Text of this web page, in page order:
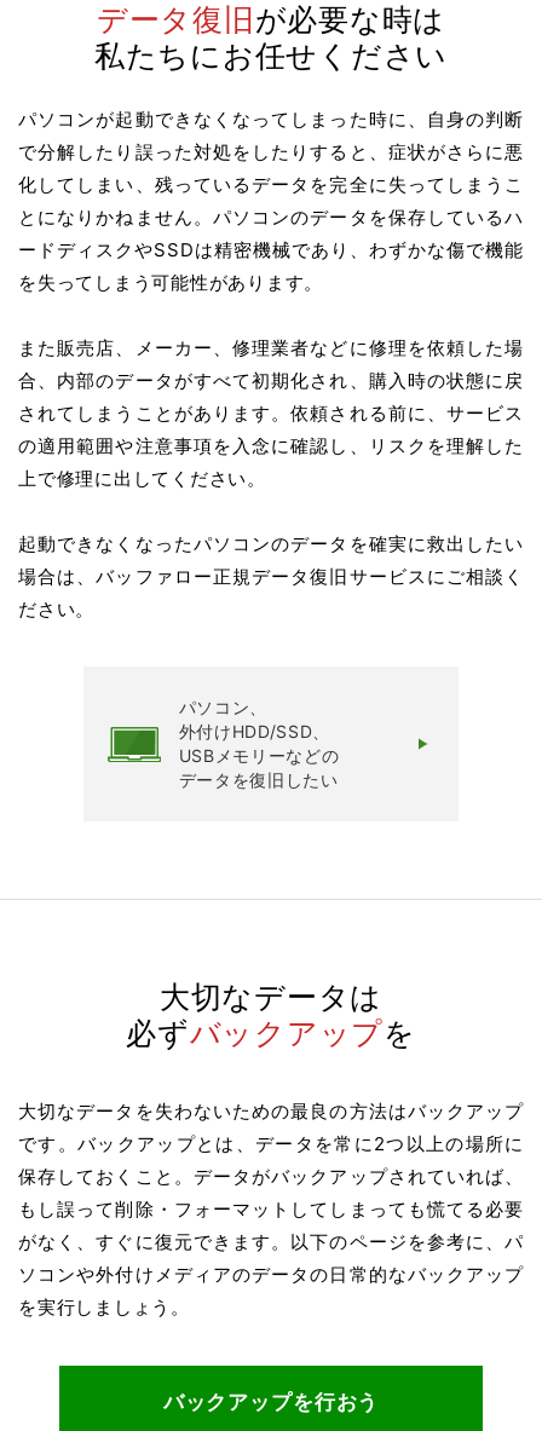
データ復旧が必要な時は
私たちにお任せください
パソコンが起動できなくなってしまった時に、自身の判断
で分解したり誤った対処をしたりすると、症状がさらに悪
化してしまい、残っているデータを完全に失ってしまうこ
とになりかねません。パソコンのデータを保存しているハ
ードディスクやSSDは精密機械であり、わずかな傷で機能
を失ってしまう可能性があります。
また販売店、メーカー、修理業者などに修理を依頼した場
合、内部のデータがすべて初期化され、購入時の状態に戻
されてしまうことがあります。依頼される前に、サービス
の適用範囲や注意事項を入念に確認し、リスクを理解した
上で修理に出してください。
起動できなくなったパソコンのデータを確実に救出したい
場合は、バッファロー正規データ復旧サービスにご相談く
ださい。
パソコン、
外付けHDD/SSD、
USBメモリーなどの
データを復旧したい
大切なデータは
必ずバックアップを
大切なデータを失わないための最良の方法はバックアップ
です。バックアップとは、データを常に2つ以上の場所に
保存しておくこと。データがバックアップされていれば、
もし誤って削除・フォーマットしてしまっても慌てる必要
がなく、すぐに復元できます。以下のページを参考に、パ
ソコンや外付けメディアのデータの日常的なバックアップ
を実行しましょう。
バックアップを行おう